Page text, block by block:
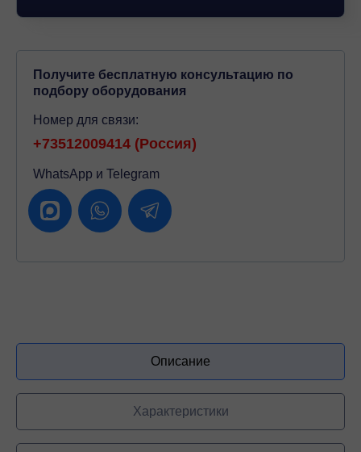
Получите бесплатную консультацию по
подбору оборудования
Номер для связи:
+73512009414 (Россия)
WhatsApp и Telegram
Описание
Характеристики